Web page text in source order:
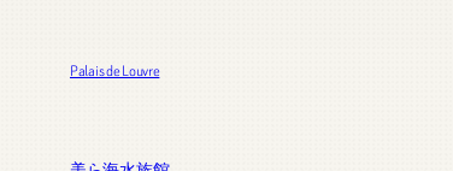
Palais de Louvre